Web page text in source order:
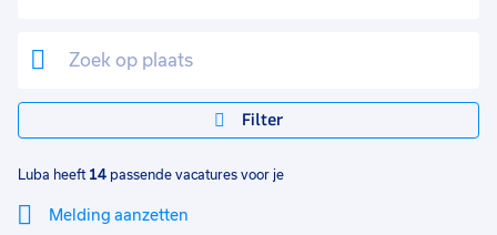
Filter
Luba heeft 14 passende vacatures voor je
Melding aanzetten